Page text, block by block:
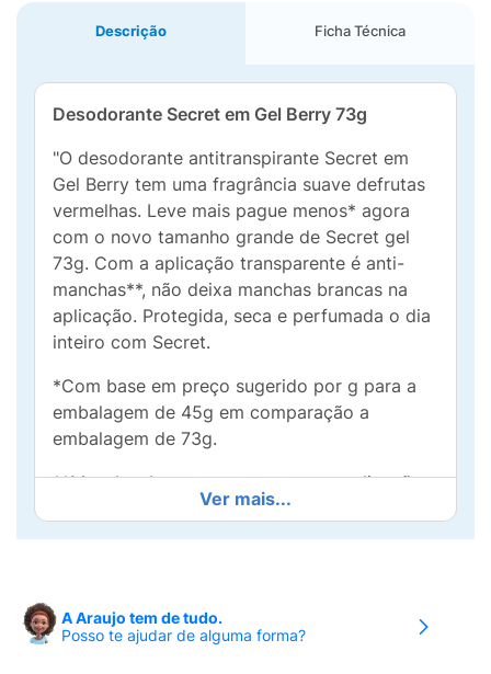
Descrição Ficha Técnica
Desodorante Secret em Gel Berry 73g
"O desodorante antitranspirante Secret em
Gel Berry tem uma fragrância suave defrutas
vermelhas. Leve mais pague menos* agora
com o novo tamanho grande de Secret gel
73g. Com a aplicação transparente é anti-
manchas**, não deixa manchas brancas na
aplicação. Protegida, seca e perfumada o dia
inteiro com Secret.
*Com base em preço sugerido por g para a
embalagem de 45g em comparação a
embalagem de 73g.
**Manchas brancas nas roupas na aplicação.
• Suave aroma de frutas vermelhas.
desodorante antitranspirante Secret em gel te
oferece
Ver mais...
A Araujo tem de tudo.
Posso te ajudar de alguma forma?